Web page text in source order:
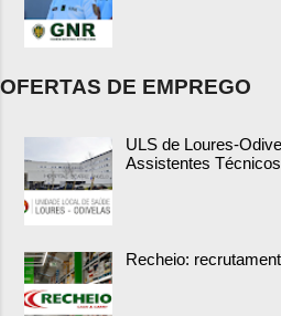
OFERTAS DE EMPREGO
ULS de Loures-
Assistentes Técnicos
Recheio: